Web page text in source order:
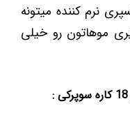
نرم کننده میتونه
موهاتون رو خیلی